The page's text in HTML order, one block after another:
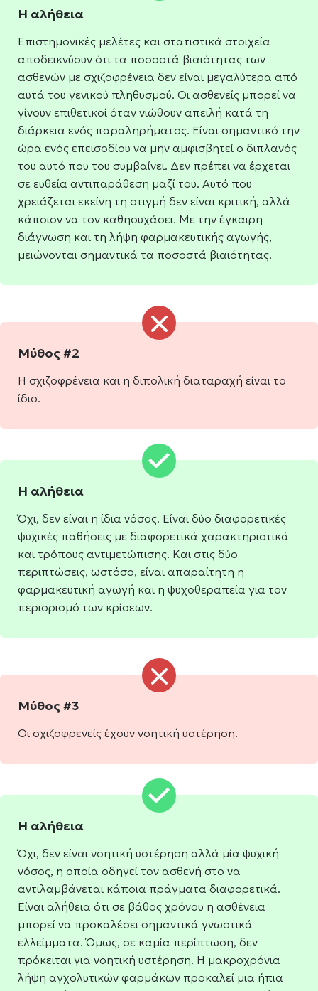
Η αλήθεια
Επιστημονικές μελέτες και στατιστικά στοιχεία
αποδεικνύουν ότι τα ποσοστά βιαιότητας των
ασθενών με σχιζοφρένεια δεν είναι μεγαλύτερα από
αυτά του γενικού πληθυσμού. Οι ασθενείς μπορεί να
γίνουν επιθετικοί όταν νιώθουν απειλή κατά τη
διάρκεια ενός παραληρήματος. Είναι σημαντικό την
ώρα ενός επεισοδίου να μην αμφισβητεί ο διπλανός
του αυτό που του συμβαίνει. Δεν πρέπει να έρχεται
σε ευθεία αντιπαράθεση μαζί του. Αυτό που
χρειάζεται εκείνη τη στιγμή δεν είναι κριτική, αλλά
κάποιον να τον καθησυχάσει. Με την έγκαιρη
διάγνωση και τη λήψη φαρμακευτικής αγωγής,
μειώνονται σημαντικά τα ποσοστά βιαιότητας.
Μύθος #2
Η σχιζοφρένεια και η διπολική διαταραχή είναι το
ίδιο.
Η αλήθεια
Όχι, δεν είναι η ίδια νόσος. Είναι δύο διαφορετικές
ψυχικές παθήσεις με διαφορετικά χαρακτηριστικά
και τρόπους αντιμετώπισης. Και στις δύο
περιπτώσεις, ωστόσο, είναι απαραίτητη η
φαρμακευτική αγωγή και η ψυχοθεραπεία για τον
περιορισμό των κρίσεων.
Μύθος #3
Οι σχιζοφρενείς έχουν νοητική υστέρηση.
Η αλήθεια
Όχι, δεν είναι νοητική υστέρηση αλλά μία ψυχική
νόσος, η οποία οδηγεί τον ασθενή στο να
αντιλαμβάνεται κάποια πράγματα διαφορετικά.
Είναι αλήθεια ότι σε βάθος χρόνου η ασθένεια
μπορεί να προκαλέσει σημαντικά γνωστικά
ελλείμματα. Όμως, σε καμία περίπτωση, δεν
πρόκειται για νοητική υστέρηση. Η μακροχρόνια
λήψη αγχολυτικών φαρμάκων προκαλεί μια ήπια